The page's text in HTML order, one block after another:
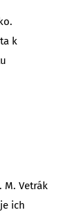
k
Vetrák
ich